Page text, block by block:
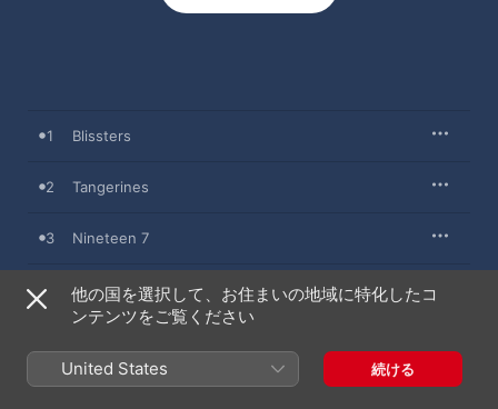
1 Blissters
2 Tangerines
3 Nineteen 7
4 Cernubicua
6 Modularity
他の国を選択して、お住まいの地域に特化したコ
ンテンツをご覧ください
United States 続ける